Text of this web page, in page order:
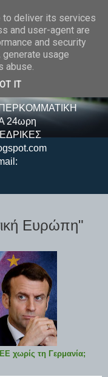
-
24ωρη
Ευρώπη"
χωρίς τη Γερμανία;
to deliver its services
and user-agent are
and security
usage
abuse.
IT